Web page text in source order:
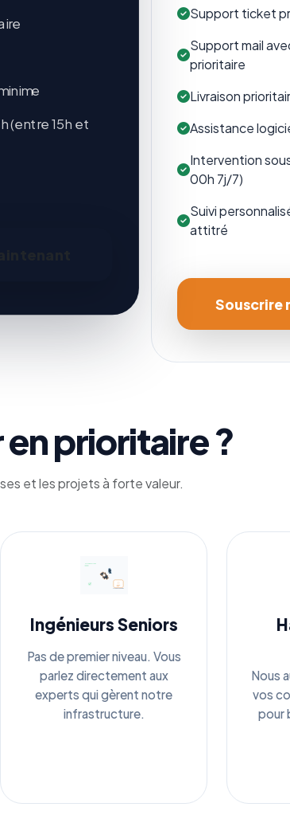
(entre 15h et
Support ticket
Support mail
prioritaire
Livraison
Assistance
Intervention
00h 7j/7)
Suivi
attitré
Souscrire
prioritaire ?
et les projets à forte valeur.
Ingénieurs Seniors
Pas de premier niveau. Vous
parlez directement aux
experts qui gèrent notre
infrastructure.
Nous
vos
pour